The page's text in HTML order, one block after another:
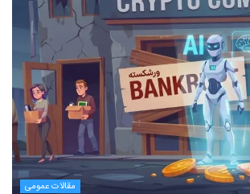
مقالات عمومی